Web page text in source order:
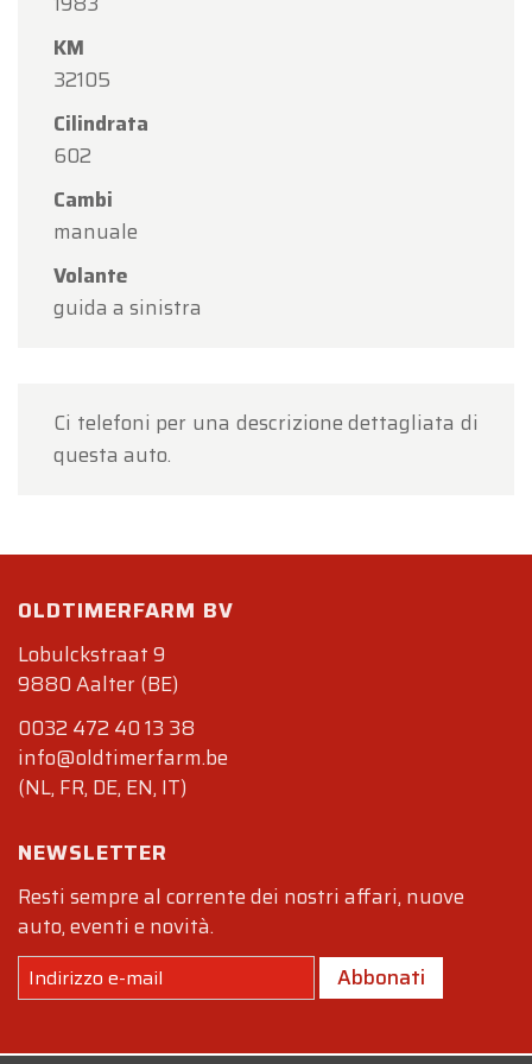
KM
32105
Cilindrata
602
Cambi
manuale
Volante
guida a sinistra
Ci telefoni per una descrizione dettagliata di
questa auto.
OLDTIMERFARM BV
Lobulckstraat 9
9880 Aalter (BE)
0032 472 40 13 38
info@oldtimerfarm.be
(NL, FR, DE, EN, IT)
NEWSLETTER
Resti sempre al corrente dei nostri affari, nuove
auto, eventi e novità.
Abbonati